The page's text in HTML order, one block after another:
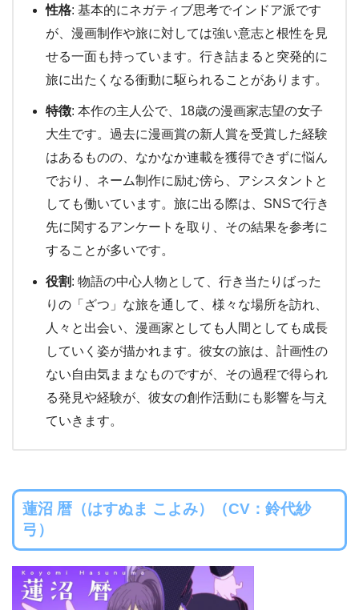
性格: 基本的にネガティブ思考でインドア派です
が、漫画制作や旅に対しては強い意志と根性を見
せる一面も持っています。行き詰まると突発的に
旅に出たくなる衝動に駆られることがあります。
特徴: 本作の主人公で、18歳の漫画家志望の女子
大生です。過去に漫画賞の新人賞を受賞した経験
はあるものの、なかなか連載を獲得できずに悩ん
でおり、ネーム制作に励む傍ら、アシスタントと
しても働いています。旅に出る際は、SNSで行き
先に関するアンケートを取り、その結果を参考に
することが多いです。
役割: 物語の中心人物として、行き当たりばった
りの「ざつ」な旅を通して、様々な場所を訪れ、
人々と出会い、漫画家としても人間としても成長
していく姿が描かれます。彼女の旅は、計画性の
ない自由気ままなものですが、その過程で得られ
る発見や経験が、彼女の創作活動にも影響を与え
ていきます。
蓮沼 暦（はすぬま こよみ）（CV：鈴代紗
弓）